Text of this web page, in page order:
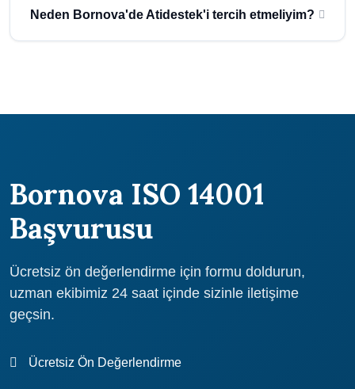
ölçeğine ve ihtiyaçlarına göre belirlenmektedir. Atidestek olarak
Neden Bornova'de Atidestek'i tercih etmeliyim?
Bornova ISO 14001
Başvurusu
Ücretsiz ön değerlendirme için formu doldurun,
uzman ekibimiz 24 saat içinde sizinle iletişime
geçsin.
Ücretsiz Ön Değerlendirme